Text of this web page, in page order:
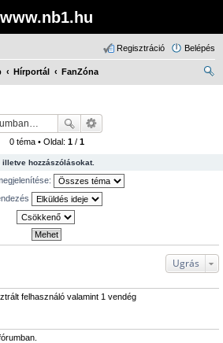
www.nb1.hu
Belépés
Regisztráció
Hírportál
FanZóna
0 téma • Oldal: 1/ 1
hozzászólásokat.
Ugrás
felhasználó valamint 1 vendég